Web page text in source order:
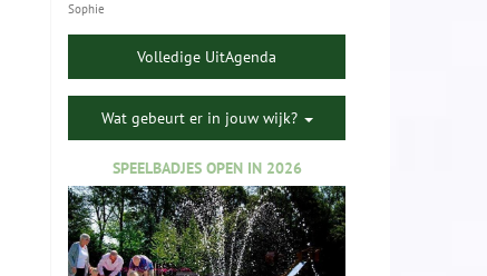
Sophie
Volledige UitAgenda
Wat gebeurt er in jouw wijk?
SPEELBADJES OPEN IN 2026